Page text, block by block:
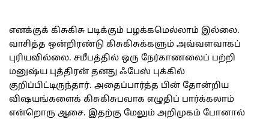
எனக்குக் கிசுகிசு படிக்கும் பழக்கமெல்லாம் இல்லை.
வாசித்த ஒன்றிரண்டு கிசுகிசுக்களும் அவ்வளவாகப்
புரியவில்லை. சமீபத்தில் ஒரு நேர்காணலைப் பற்றி
மனுஷ்ய புத்திரன் தனது ஃபேஸ் புக்கில்
குறிப்பிட்டிருந்தார். அதைப்பார்த்த பின் தோன்றிய
விஷயங்களைக் கிசுகிசுபவாக எழுதிப் பார்க்கலாம்
என்றொரு ஆசை. இதற்கு மேலும் அறிமுகம் போனால்